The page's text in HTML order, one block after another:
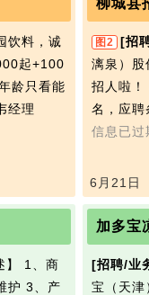
饮料，诚
起+100
龄只看能
经理
柳城县
图2 [招
漓泉）股
招人啦！
名，应聘
信息已过
6月21日
】 1、商
护 3、产
加多宝
[招聘/业
宝（天津